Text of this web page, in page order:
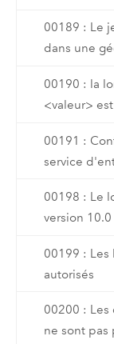
00189 : Le
dans une
00190 : la
<valeur>
00191 :
service
00198 : Le
version 10.0
00199 : Les
autorisés
00200 : Les
ne sont pas